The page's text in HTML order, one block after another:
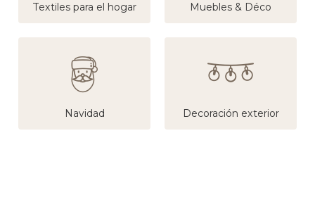
Textiles para el hogar Muebles & Déco
Navidad Decoración exterior